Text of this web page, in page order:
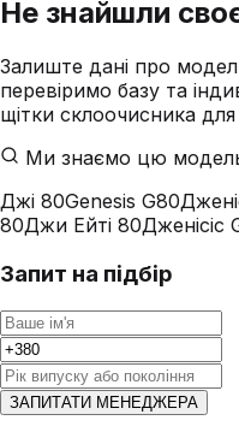
Не знайшли
Залиште дані про
перевіримо базу та
щітки склоочисника
Ми знаємо цю
Джі 80Genesis G80
80Джи Ейті 80Дженісіс
Запит на підбір
ЗАПИТАТИ МЕНЕДЖЕРА